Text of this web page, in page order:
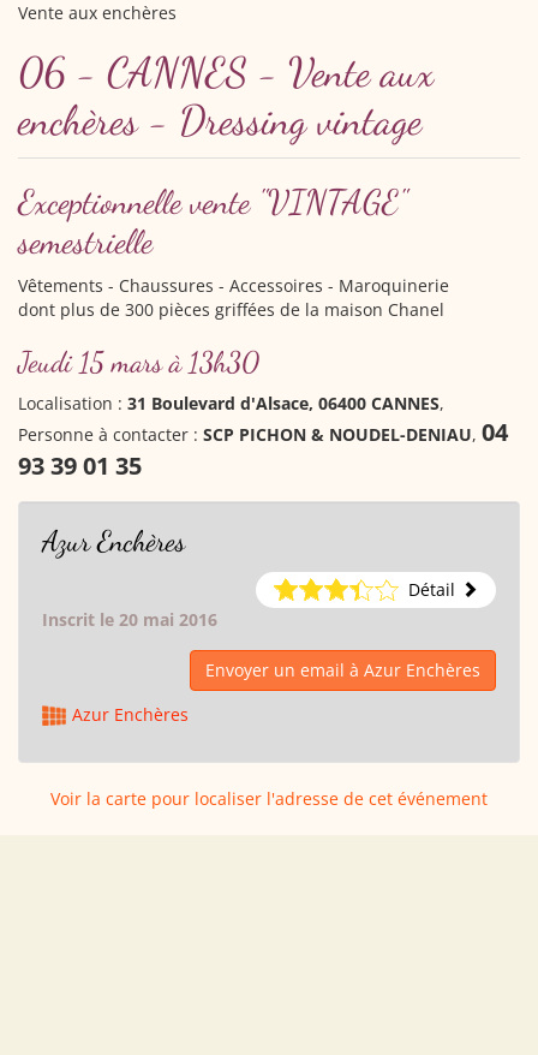
Vente aux enchères
06 - CANNES - Vente aux
enchères - Dressing vintage
Exceptionnelle vente "VINTAGE"
semestrielle
Vêtements - Chaussures - Accessoires - Maroquinerie
dont plus de 300 pièces griffées de la maison Chanel
Jeudi 15 mars à 13h30
Localisation : 31 Boulevard d'Alsace, 06400 CANNES,
Personne à contacter : SCP PICHON & NOUDEL-DENIAU, 04
93 39 01 35
Azur Enchères
Détail
Inscrit le 20 mai 2016
Envoyer un email à Azur Enchères
Azur Enchères
Voir la carte pour localiser l'adresse de cet événement